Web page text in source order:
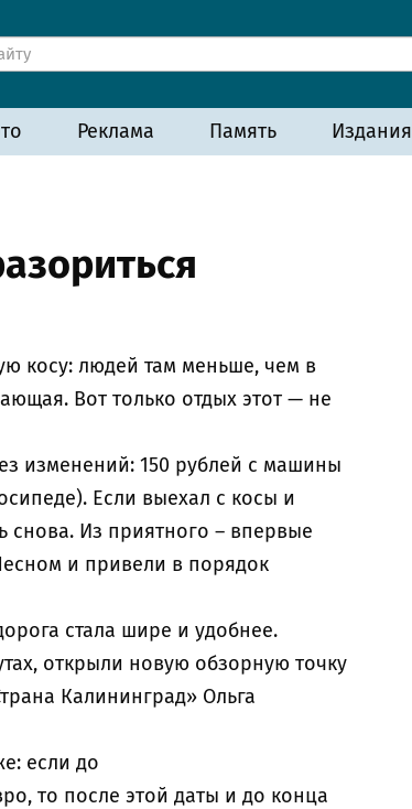
Реклама Память Издания
косу: людей там меньше, чем в
Вот только отдых этот — не
изменений: 150 рублей с машины
Если выехал с косы и
снова. Из приятного – впервые
и привели в порядок
стала шире и удобнее.
открыли новую обзорную точку
Калининград» Ольга
если до
то после этой даты и до конца